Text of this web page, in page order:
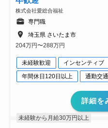
株式会社愛総合福祉
専門職
埼玉県 さいたま市
204万円〜288万円
未経験歓迎 インセンティブ
年間休日120日以上
通勤交
詳細を
未経験から月給30万円以上